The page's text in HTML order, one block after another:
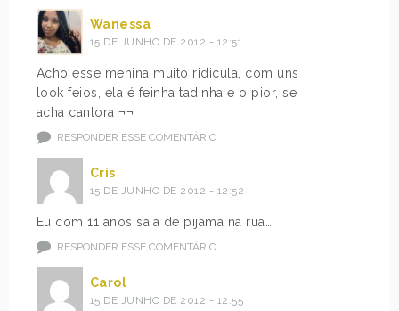
Wanessa
15 DE JUNHO DE 2012 - 12:51
Acho esse menina muito ridicula, com uns
look feios, ela é feinha tadinha e o pior, se
acha cantora ¬¬
RESPONDER ESSE COMENTÁRIO
Cris
15 DE JUNHO DE 2012 - 12:52
Eu com 11 anos saía de pijama na rua…
RESPONDER ESSE COMENTÁRIO
Carol
15 DE JUNHO DE 2012 - 12:55